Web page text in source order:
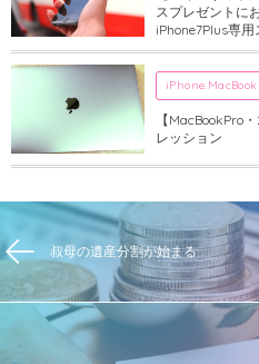
スプレゼントに
iPhone7Plus専
iPhone.MacBook
【MacBookPro
レッション
叔母の遺産分割が始まる